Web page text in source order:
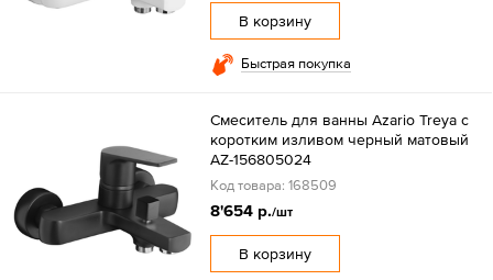
В корзину
Быстрая покупка
Смеситель для ванны Azario Treya с
коротким изливом черный матовый
AZ-156805024
Код товара: 168509
8'654 р./шт
В корзину